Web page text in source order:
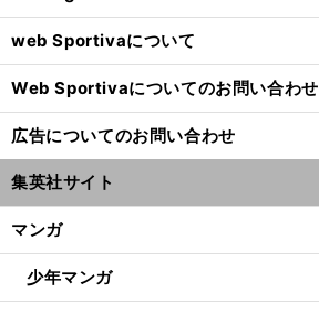
web Sportivaについて
Web Sportivaについてのお問い合わせ
広告についてのお問い合わせ
集英社サイト
マンガ
少年マンガ